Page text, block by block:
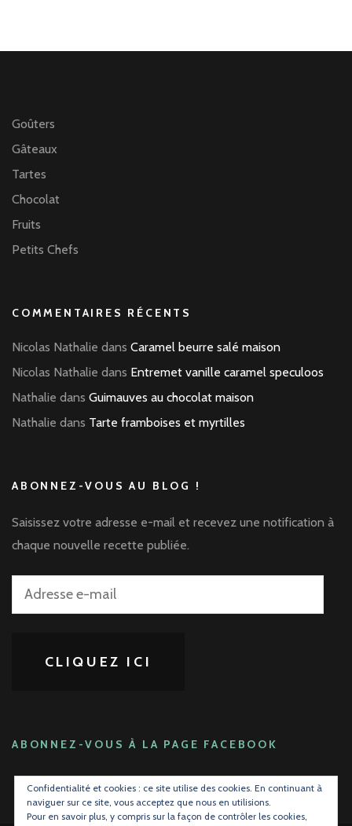
Goûters
Gâteaux
Tartes
Chocolat
Fruits
Petits Chefs
COMMENTAIRES RÉCENTS
Nicolas Nathalie dans Caramel beurre salé maison
Nicolas Nathalie dans Entremet vanille caramel speculoos
Nathalie dans Guimauves au chocolat maison
Nathalie dans Tarte framboises et myrtilles
ABONNEZ-VOUS AU BLOG !
Saisissez votre adresse e-mail et recevez une notification à
chaque nouvelle recette publiée.
Adresse
CLIQUEZ ICI
ABONNEZ-VOUS À LA PAGE FACEBOOK
Confidentialité et cookies : ce site utilise des cookies. En continuant à
naviguer sur ce site, vous acceptez que nous en utilisions.
Pour en savoir plus, y compris sur la façon de contrôler les cookies,